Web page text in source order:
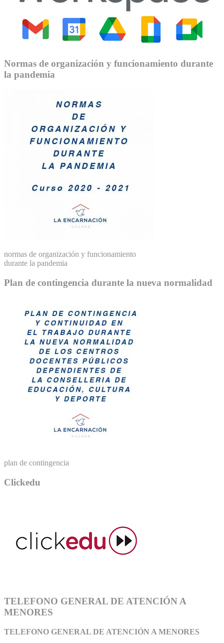
Normas de organización y funcionamiento durante
la pandemia
normas de organización y funcionamiento
durante la pandemia
Plan de contingencia durante la nueva normalidad
plan de contingencia
Clickedu
TELEFONO GENERAL DE ATENCIÓN A
MENORES
TELEFONO GENERAL DE ATENCIÓN A MENORES